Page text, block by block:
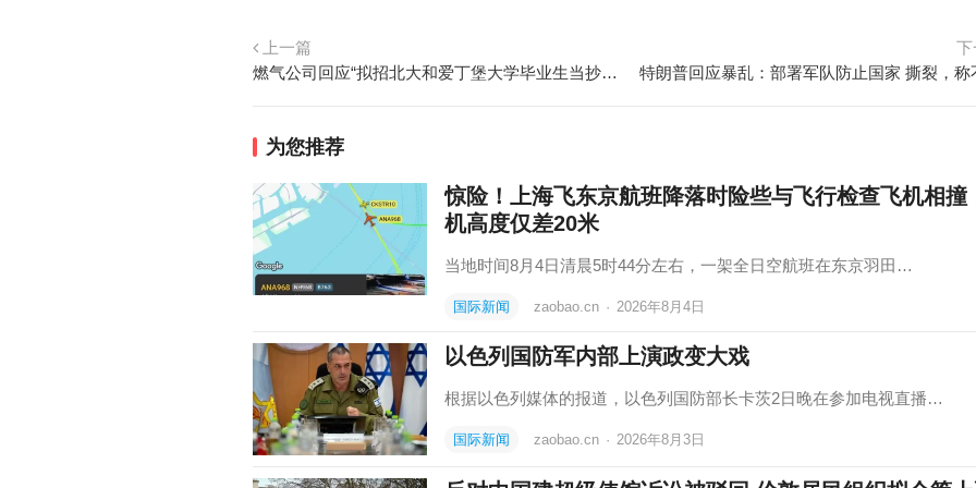
上一篇
燃气公司回应“拟招北大和爱丁堡大学毕业生当抄表维修工”：招聘属实
下
为您推荐
惊险！上海飞东京航班降落时险些与飞行检查飞机相撞
机高度仅差20米
当地时间8月4日清晨5时44分左右，一架全日空航班在东京羽田…
国际新闻 zaobao.cn · 2026年8月4日
以色列国防军内部上演政变大戏
根据以色列媒体的报道，以色列国防部长卡茨2日晚在参加电视直播…
国际新闻 zaobao.cn · 2026年8月3日